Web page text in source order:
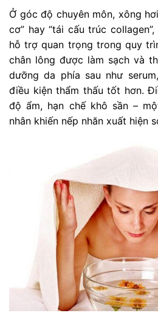
Ở góc độ chuyên môn, xông
cơ” hay “tái cấu trúc
hỗ trợ quan trọng trong quy
chân lông được làm sạch và
dưỡng da phía sau như
điều kiện thẩm thấu tốt hơn.
độ ẩm, hạn chế khô sần –
nhân khiến nếp nhăn xuất hiện